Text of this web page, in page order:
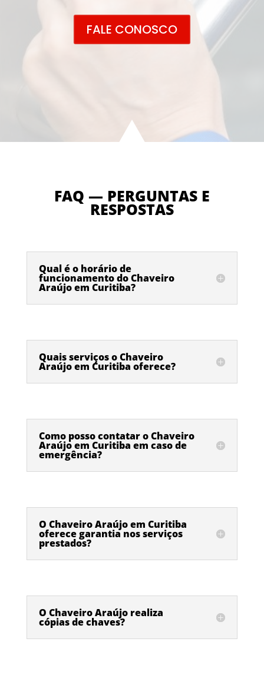
FALE CONOSCO
FAQ — PERGUNTAS E
RESPOSTAS
Qual é o horário de
funcionamento do Chaveiro
Araújo em Curitiba?
Quais serviços o Chaveiro
Araújo em Curitiba oferece?
Como posso contatar o Chaveiro
Araújo em Curitiba em caso de
emergência?
O Chaveiro Araújo em Curitiba
oferece garantia nos serviços
prestados?
O Chaveiro Araújo realiza
cópias de chaves?